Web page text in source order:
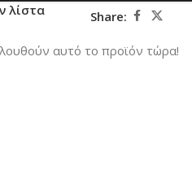
λίστα Share:
αυτό το προϊόν τώρα!